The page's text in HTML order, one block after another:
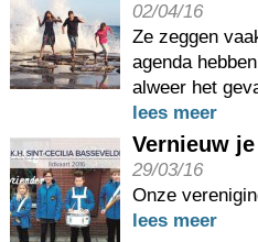
02/04/16
Ze zeggen
agenda
alweer het
lees meer
Vernieuw
29/03/16
Onze
lees meer